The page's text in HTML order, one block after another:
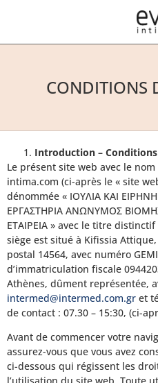
CONDITIONS
Introduction –
Le présent site web avec le nom
intima.com (ci-après le « site
dénommée « ΙΟΥΛΙΑ ΚΑΙ
ΕΡΓΑΣΤΗΡΙΑ ΑΝΩΝΥΜΟΣ
ΕΤΑΙΡΕΙΑ » avec le titre
siège est situé à Kifissia
postal 14564, avec numéro
d’immatriculation fiscale
Athènes, dûment représentée,
intermed@intermed.com.gr et
de contact : 07.30 – 15:30, (ci-
Avant de commencer votre
assurez-vous que vous avez
ci-dessous qui régissent les